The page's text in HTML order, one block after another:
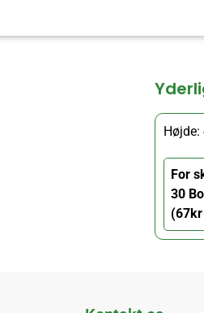
Højde:
For
30